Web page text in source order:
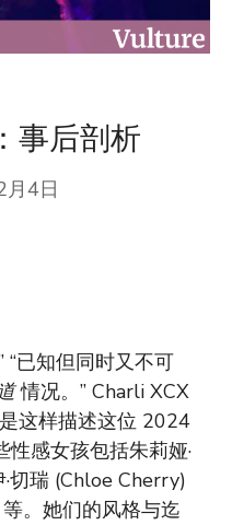
事后剖析
4日
“已知但同时又不可
情况。” Charli XCX
这样描述这位 2024
感女孩包括朱莉娅·
切瑞 (Chloe Cherry)
。她们的风格与迄